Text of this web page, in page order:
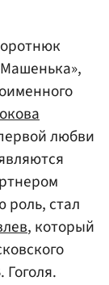
любви
роль, стал
, который